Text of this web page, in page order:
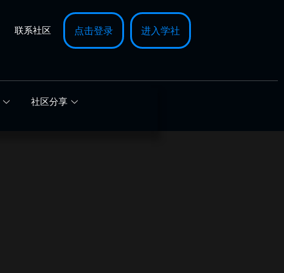
联系社区 点击登录 进入学社
社区分享